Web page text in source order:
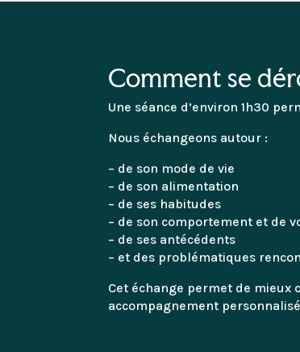
Comment se
Une séance d’environ 1h30
Nous échangeons autour :
– de son mode de vie
– de son alimentation
– de ses habitudes
– de son comportement et de
– de ses antécédents
– et des problématiques
Cet échange permet de
accompagnement